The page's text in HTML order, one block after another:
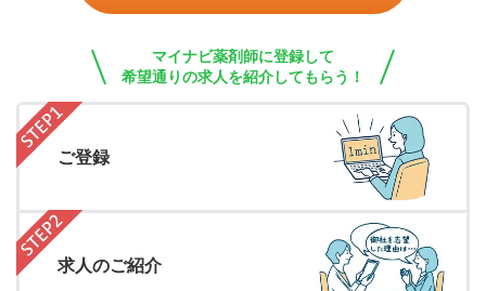
マイナビ薬剤師に登録して
希望通りの求人を紹介してもらう！
ご登録
求人のご紹介